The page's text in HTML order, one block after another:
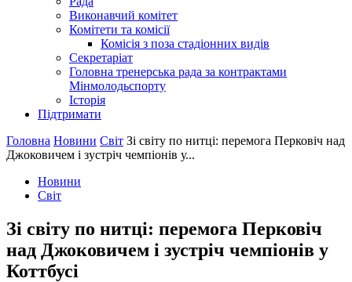
Виконавчий комітет
Комітети та комісії
Комісія з поза стадіонних видів
Секретаріат
Головна тренерська рада за контрактами
Мінмолодьспорту
Історія
Підтримати
Головна Новини Світ Зі світу по нитці: перемога Перковіч над
Джоковичем і зустріч чемпіонів у...
Новини
Світ
Зі світу по нитці: перемога Перковіч
над Джоковичем і зустріч чемпіонів у
Коттбусі